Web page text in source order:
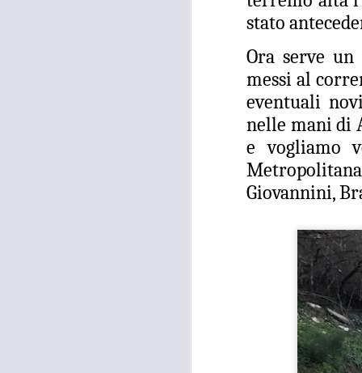
stato
Ora serve
messi al
eventuali
nelle mani di
e vogliamo
Giovannini,
-
26